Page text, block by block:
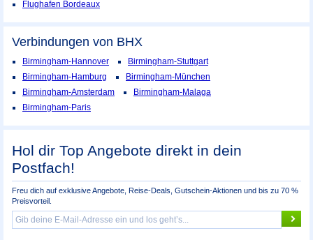
Flughafen Bordeaux
Verbindungen von BHX
Birmingham-Hannover
Birmingham-Stuttgart
Birmingham-Hamburg
Birmingham-München
Birmingham-Amsterdam
Birmingham-Malaga
Birmingham-Paris
Hol dir Top Angebote direkt in dein
Postfach!
Freu dich auf exklusive Angebote, Reise-Deals, Gutschein-Aktionen und bis zu 70 %
Preisvorteil.